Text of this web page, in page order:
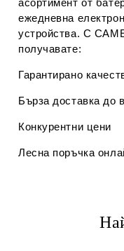
асортимент от
ежедневна
устройства. С
получавате:
Гарантирано
Бърза доставка до
Конкурентни цени
Лесна поръчка